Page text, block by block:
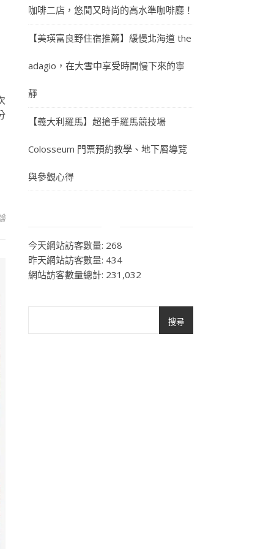
咖啡二店，悠閒又時尚的高水準咖啡廳！
【美瑛富良野住宿推薦】緩慢北海道 the
adagio，在大雪中享受時間慢下來的寧
靜
【義大利羅馬】超搶手羅馬競技場
Colosseum 門票預約教學、地下層導覽
與參觀心得
今天網站訪客數量: 268
昨天網站訪客數量: 434
網站訪客數量總計: 231,032
搜尋